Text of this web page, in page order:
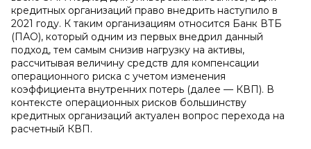
кредитных организаций право внедрить наступило в
2021 году. К таким организациям относится Банк ВТБ
(ПАО), который одним из первых внедрил данный
подход, тем самым снизив нагрузку на активы,
рассчитывая величину средств для компенсации
операционного риска с учетом изменения
коэффициента внутренних потерь (далее — КВП). В
контексте операционных рисков большинству
кредитных организаций актуален вопрос перехода на
расчетный КВП.